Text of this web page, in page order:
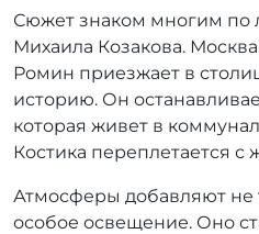
a
d
m
n
Сюжет знаком многим по
Михаила Козакова.
Ромин приезжает в
историю. Он
которая живет в
Костика переплетается
Атмосферы добавляют не
особое освещение. Оно